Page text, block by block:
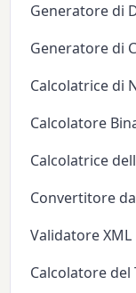
Generatore di
Generatore di
Calcolatrice di
Calcolatore
Calcolatrice
Convertitore
Validatore XML
Calcolatore del